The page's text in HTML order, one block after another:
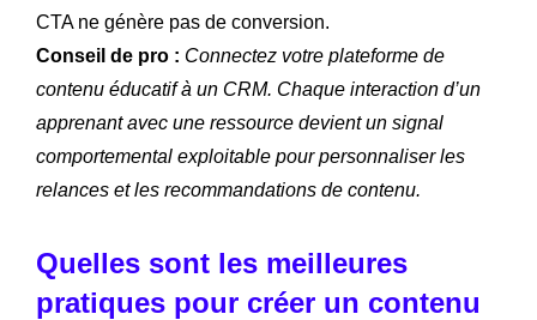
CTA ne génère pas de conversion.
Conseil de pro : Connectez votre plateforme de
contenu éducatif à un CRM. Chaque interaction d’un
apprenant avec une ressource devient un signal
comportemental exploitable pour personnaliser les
relances et les recommandations de contenu.
Quelles sont les meilleures
pratiques pour créer un contenu